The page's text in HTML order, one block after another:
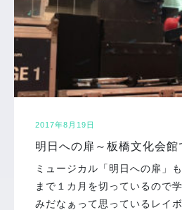
2017年8月19日
明日への扉～板橋文化会館
ミュージカル「明日への扉」
まで１カ月を切っているので
みだなぁって思っているレイ